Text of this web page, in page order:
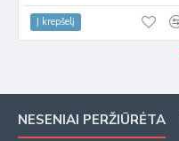
Į krepšelį
NESENIAI PERŽIŪRĖTA